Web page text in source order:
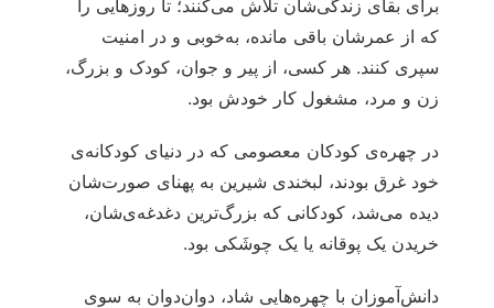
برای بقای زندگی‌شان تلاش می‌کنند؛ تا روزهایی را
که از عمرشان باقی مانده، به‌خوبی و در امنیت
سپری کنند. هر کسی، از پیر و جوان، کودک و بزرگ،
زن و مرد، مشغول کار خودش بود.
در چهره‌ی کودکان معصومی که در دنیای کودکانه‌ی
خود غرق بودند، لبخندی شیرین به پهنای صورت‌شان
دیده می‌شد، کودکانی که بزرگ‌ترین دغدغه‌ی‌شان،
خریدن یک پوقانه یا یک چوشَکی بود.
دانش‌آموزان با چهره‌هایی شاد، دوان‌دوان به سوی